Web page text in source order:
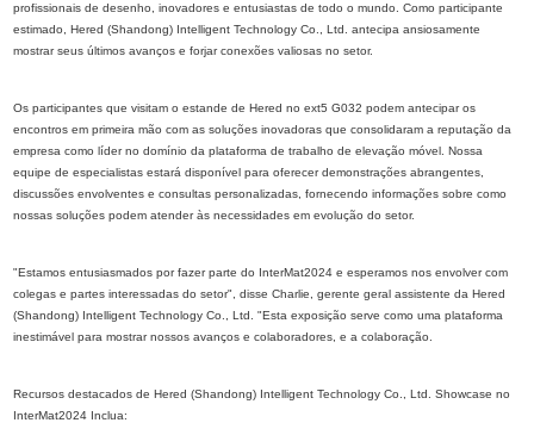
profissionais de desenho, inovadores e entusiastas de todo o mundo. Como participante
estimado, Hered (Shandong) Intelligent Technology Co., Ltd. antecipa ansiosamente
mostrar seus últimos avanços e forjar conexões valiosas no setor.
Os participantes que visitam o estande de Hered no ext5 G032 podem antecipar os
encontros em primeira mão com as soluções inovadoras que consolidaram a reputação da
empresa como líder no domínio da plataforma de trabalho de elevação móvel. Nossa
equipe de especialistas estará disponível para oferecer demonstrações abrangentes,
discussões envolventes e consultas personalizadas, fornecendo informações sobre como
nossas soluções podem atender às necessidades em evolução do setor.
"Estamos entusiasmados por fazer parte do InterMat2024 e esperamos nos envolver com
colegas e partes interessadas do setor", disse Charlie, gerente geral assistente da Hered
(Shandong) Intelligent Technology Co., Ltd. "Esta exposição serve como uma plataforma
inestimável para mostrar nossos avanços e colaboradores, e a colaboração.
Recursos destacados de Hered (Shandong) Intelligent Technology Co., Ltd. Showcase no
InterMat2024 Inclua: